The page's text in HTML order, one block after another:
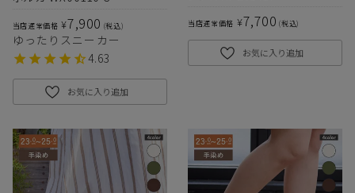
当店通常価格 ¥7,900 税込
ゆったりスニーカー
4.63
お気に入り追加
当店通常価格 ¥7,700 税込
お気に入り追加